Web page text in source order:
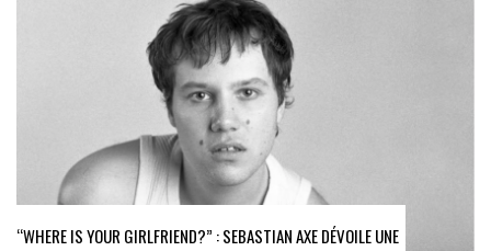
“WHERE IS YOUR GIRLFRIEND?” : SEBASTIAN AXE DÉVOILE UNE